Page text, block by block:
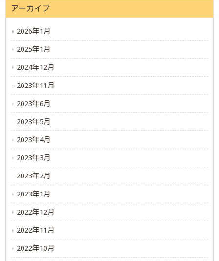
アーカイブ
2026年1月
2025年1月
2024年12月
2023年11月
2023年6月
2023年5月
2023年4月
2023年3月
2023年2月
2023年1月
2022年12月
2022年11月
2022年10月